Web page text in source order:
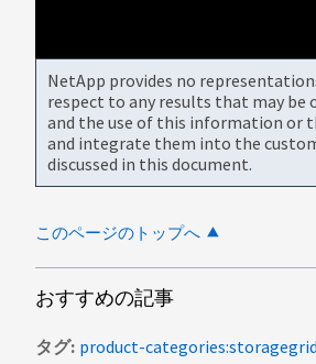
NetApp provides no
respect to any results that may be
and the use of this information or
and integrate them into the
discussed in this document.
このページのトップへ
おすすめの記事
タグ product-categories:storagegrid